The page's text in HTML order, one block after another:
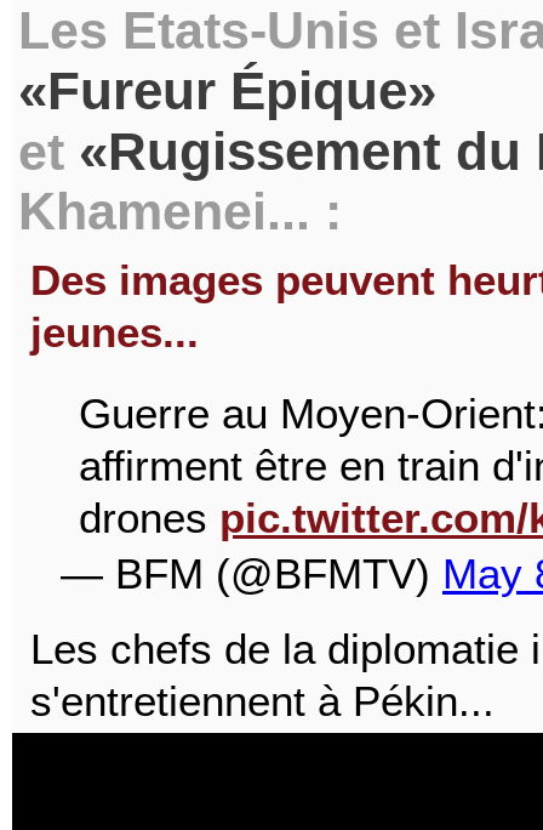
Les Etats-Unis et
Fureur Épique
et Rugissement du
Khamenei... :
Des images peuvent
jeunes...
Guerre au Moyen-
affirment être en train
drones pic.twitter.com/
— BFM (@BFMTV) May
Les chefs de la diplomatie
s'entretiennent à Pékin...